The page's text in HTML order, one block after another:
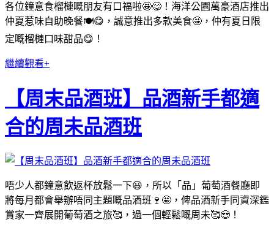
各位鐘意食榴槤嘅朋友有口福啦🤩😋！海洋公園萬豪酒店推出
仲夏惹味自助晚餐🍽😋，誠意推出多款美食🤩，仲有夏日限
定嘅榴槤口味甜品😋！
繼續觀看+
【周末品酒班】品酒新手都適
合的周未品酒班
唔少人都鐘意飲返杯放鬆一下😃，所以「品」葡萄酒餐廳即
將每月都會舉辦唔同主題嘅品酒班🍷🤩，俾品酒新手同資深鑑
賞家一齊展開葡萄酒之旅🥰，過一個輕鬆嘅周未🥰😍！